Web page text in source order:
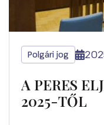
Polgári jog
A PERES
2025-TŐL